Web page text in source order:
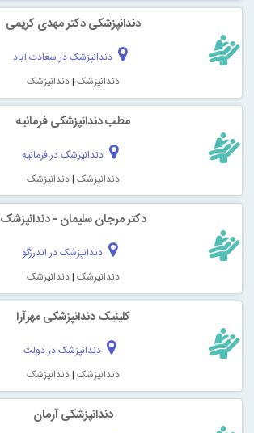
دندانپزشکی دکتر مهدی کریمی
دندانپزشک در سعادت آباد
دندانپزشک |دندانپزشک
مطب دندانپزشکی فرمانیه
دندانپزشک در فرمانیه
دندانپزشک |دندانپزشک
دکتر مرجان سلیمان - دندانپزشک
دندانپزشک در اندرزگو
دندانپزشک |دندانپزشک
کلینیک دندانپزشکی مهرآرا
دندانپزشک در دولت
دندانپزشک |دندانپزشک
دندانپزشکی آرمان